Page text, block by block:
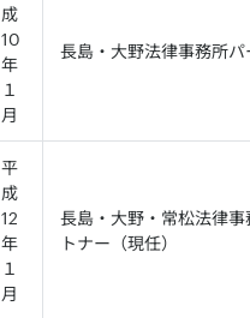
成
10
年
１
月
長島・大野法律事務所パ
平
成
12
年
１
月
長島・大野・常松法律事
トナー（現任）